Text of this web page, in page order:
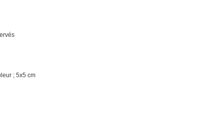
; 5x5 cm